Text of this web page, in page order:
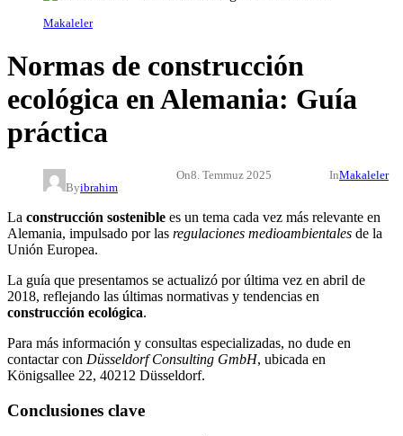
Makaleler
Normas de construcción
ecológica en Alemania: Guía
práctica
Byibrahim
On8. Temmuz 2025 InMakaleler
La construcción sostenible es un tema cada vez más relevante en
Alemania, impulsado por las regulaciones medioambientales de la
Unión Europea.
La guía que presentamos se actualizó por última vez en abril de
2018, reflejando las últimas normativas y tendencias en
construcción ecológica.
Para más información y consultas especializadas, no dude en
contactar con Düsseldorf Consulting GmbH, ubicada en
Königsallee 22, 40212 Düsseldorf.
Conclusiones clave